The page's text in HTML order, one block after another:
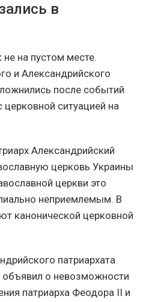
в
на пустом месте.
и Александрийского
после событий
ситуацией на
Александрийский
церковь Украины
церкви это
неприемлемым. В
канонической церковной
патриархата
о невозможности
патриарха Феодора II и